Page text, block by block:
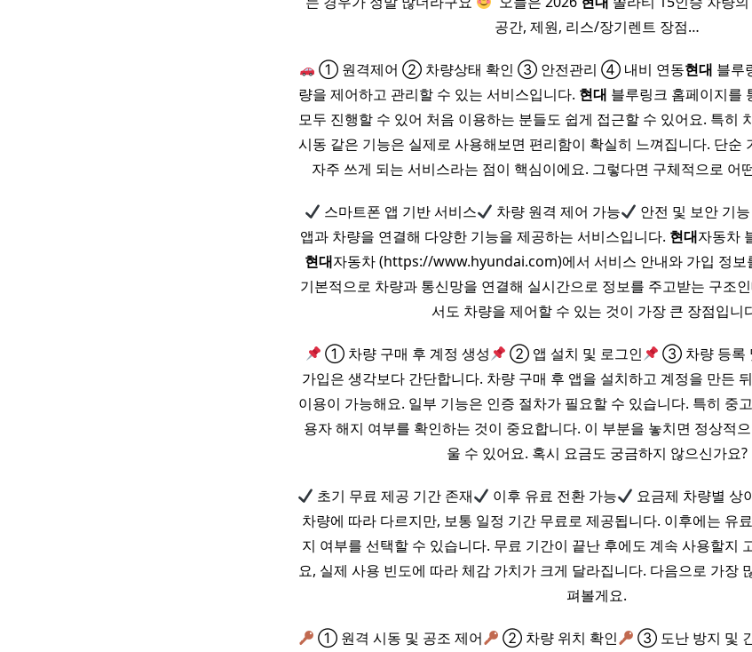
공간, 제원, 리스/장기렌트 장점…
① 원격제어 ② 차량상태 확인 ③ 안전관리 ④ 내비 연동현대 블루
량을 제어하고 관리할 수 있는 서비스입니다. 현대 블루링크 홈페이지를
모두 진행할 수 있어 처음 이용하는 분들도 쉽게 접근할 수 있어요. 특히
시동 같은 기능은 실제로 사용해보면 편리함이 확실히 느껴집니다. 단순
자주 쓰게 되는 서비스라는 점이 핵심이에요. 그렇다면 구체적으로 어
스마트폰 앱 기반 서비스 차량 원격 제어 가능 안전 및 보안 기
앱과 차량을 연결해 다양한 기능을 제공하는 서비스입니다. 현대자동차
현대자동차 (https://www.hyundai.com)에서 서비스 안내와 가입 정보
기본적으로 차량과 통신망을 연결해 실시간으로 정보를 주고받는 구조
서도 차량을 제어할 수 있는 것이 가장 큰 장점입니
① 차량 구매 후 계정 생성 ② 앱 설치 및 로그인 ③ 차량 등록
가입은 생각보다 간단합니다. 차량 구매 후 앱을 설치하고 계정을 만든
이용이 가능해요. 일부 기능은 인증 절차가 필요할 수 있습니다. 특히 중
용자 해지 여부를 확인하는 것이 중요합니다. 이 부분을 놓치면 정상적
울 수 있어요. 혹시 요금도 궁금하지 않으신가요?
초기 무료 제공 기간 존재 이후 유료 전환 가능 요금제 차량별 상
차량에 따라 다르지만, 보통 일정 기간 무료로 제공됩니다. 이후에는 유
지 여부를 선택할 수 있습니다. 무료 기간이 끝난 후에도 계속 사용할지
요, 실제 사용 빈도에 따라 체감 가치가 크게 달라집니다. 다음으로 가장
펴볼게요.
① 원격 시동 및 공조 제어 ② 차량 위치 확인 ③ 도난 방지 및